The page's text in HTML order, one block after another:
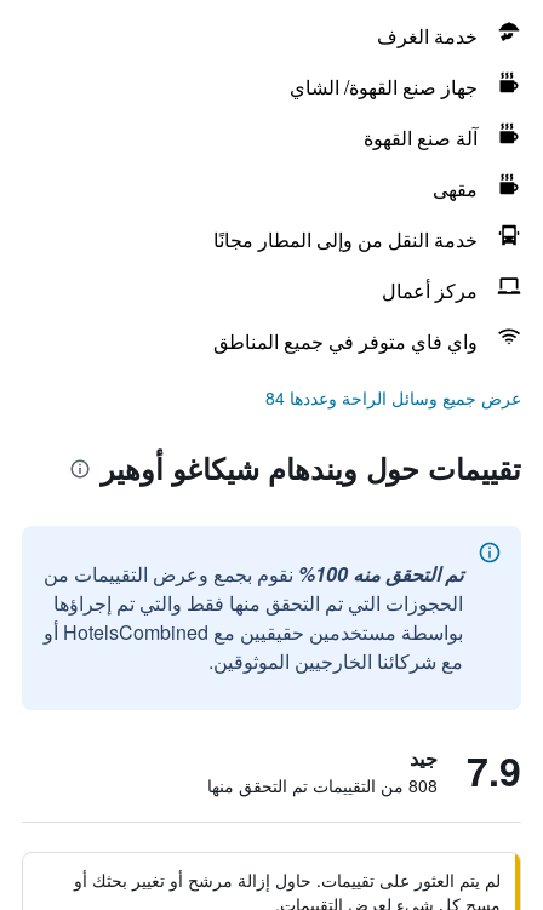
خدمة الغرف
جهاز صنع القهوة/ الشاي
آلة صنع القهوة
مقهى
خدمة النقل من وإلى المطار مجانًا
مركز أعمال
واي فاي متوفر في جميع المناطق
عرض جميع وسائل الراحة وعددها 84
تقييمات حول ويندهام شيكاغو أوهير
تم التحقق منه 100%
نقوم بجمع وعرض التقييمات من
الحجوزات التي تم التحقق منها فقط والتي تم إجراؤها
بواسطة مستخدمين حقيقيين مع HotelsCombined أو
مع شركائنا الخارجيين الموثوقين.
7.9 جيد
808 من التقييمات تم التحقق منها
لم يتم العثور على تقييمات. حاول إزالة مرشح أو تغيير بحثك أو
مسح كل شيء لعرض التقييمات.